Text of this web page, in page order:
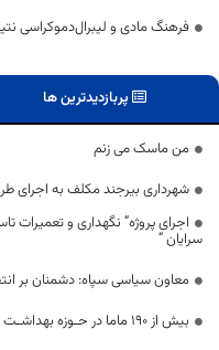
فرهنگ مادی و لیبرال‌دموکراسی
پربازدیدترین ها
من ماسک می زنم
شهرداری بیرجند مکلف به اجرای
اجرای پروژه” نگهداری و
سرایان “
معاون سیاسی سپاه: دشمنان بر
بیش از ۱۹۰ ماما در حـوزه بهداشـت خراسان جنوبی فعالیت دارند